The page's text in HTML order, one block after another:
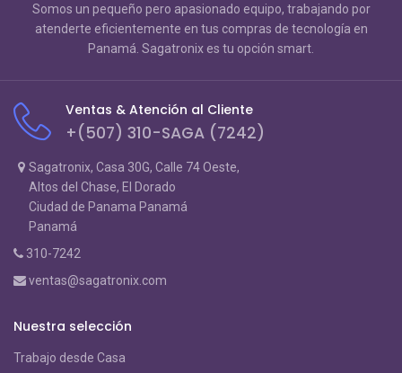
Somos un pequeño pero apasionado equipo, trabajando por
atenderte eficientemente en tus compras de tecnología en
Panamá. Sagatronix es tu opción smart.
Ventas & Atención al Cliente
+(507) 310-SAGA (7242)
Sagatronix, Casa 30G, Calle 74 Oeste,
Altos del Chase, El Dorado
Ciudad de Panama Panamá
Panamá
310-7242
ventas@sagatronix.com
Nuestra selección
Trabajo desde Casa